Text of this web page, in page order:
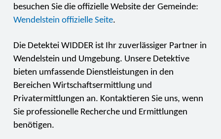
besuchen Sie die offizielle Website der Gemeinde:
Wendelstein offizielle Seite.
Die Detektei WIDDER ist Ihr zuverlässiger Partner in
Wendelstein und Umgebung. Unsere Detektive
bieten umfassende Dienstleistungen in den
Bereichen Wirtschaftsermittlung und
Privatermittlungen an. Kontaktieren Sie uns, wenn
Sie professionelle Recherche und Ermittlungen
benötigen.